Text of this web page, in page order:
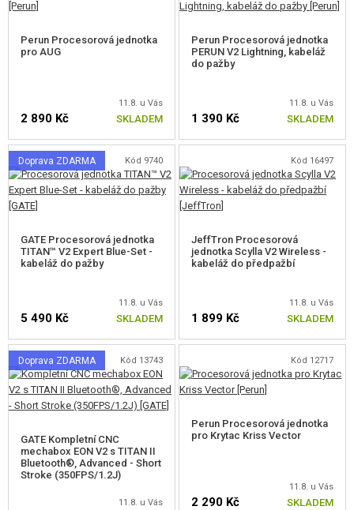
Perun Procesorová jednotka
pro AUG
11.8. u Vás
2 890 Kč SKLADEM
Perun Procesorová jednotka
PERUN V2 Lightning, kabeláž
do pažby
11.8. u Vás
1 390 Kč SKLADEM
Doprava ZDARMA Kód 9740
GATE Procesorová jednotka
TITAN™ V2 Expert Blue-Set -
kabeláž do pažby
11.8. u Vás
5 490 Kč SKLADEM
Kód 16497
JeffTron Procesorová
jednotka Scylla V2 Wireless -
kabeláž do předpažbí
11.8. u Vás
1 899 Kč SKLADEM
Doprava ZDARMA Kód 13743
GATE Kompletní CNC
mechabox EON V2 s TITAN II
Bluetooth®, Advanced - Short
Stroke (350FPS/1.2J)
11.8. u Vás
Kód 12717
Perun Procesorová jednotka
pro Krytac Kriss Vector
11.8. u Vás
2 290 Kč SKLADEM